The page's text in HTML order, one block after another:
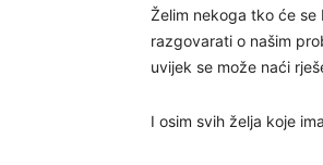
Želim nekoga tko će
razgovarati o našim
uvijek se može naći
I osim svih želja koje